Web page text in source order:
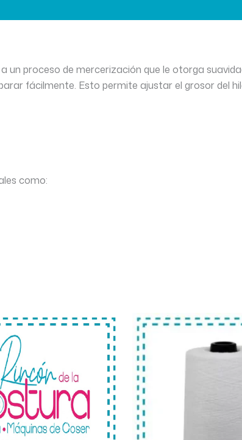
un proceso de mercerización que le otorga
fácilmente. Esto permite ajustar el grosor del
como: